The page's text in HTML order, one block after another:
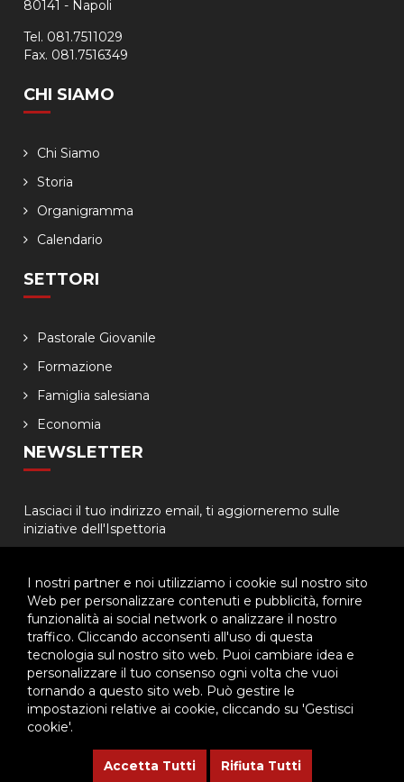
I nostri partner e noi utilizziamo i cookie sul nostro sito
Web per personalizzare contenuti e pubblicità, fornire
funzionalità ai social network o analizzare il nostro
traffico. Cliccando acconsenti all'uso di questa
tecnologia sul nostro sito web. Puoi cambiare idea e
personalizzare il tuo consenso ogni volta che vuoi
tornando a questo sito web. Può gestire le
impostazioni relative ai cookie, cliccando su 'Gestisci
cookie'.
Accetta Tutti Rifiuta Tutti
80141 - Napoli
Tel. 081.7511029
Fax. 081.7516349
CHI SIAMO
Chi Siamo
Storia
Organigramma
Calendario
SETTORI
Pastorale Giovanile
Formazione
Famiglia salesiana
Economia
NEWSLETTER
Lasciaci il tuo indirizzo email, ti aggiorneremo sulle
iniziative dell'Ispettoria
© 2026 - Ispettoria Salesiana Meridionale - All rights reserved. | P.IVA
80057280630 |
Privacy & Cookie Policy - Gestisci Cookie
Questo plugin utilizza cookie per raccogliere dati e cookie di
terze parti per migliorare l'esperienza utente. Per visualizzare il